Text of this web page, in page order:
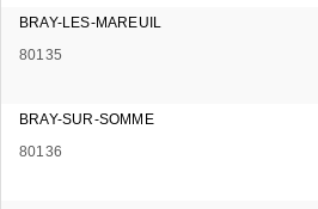
BRAY-LES-MAREUIL
80135
BRAY-SUR-SOMME
80136